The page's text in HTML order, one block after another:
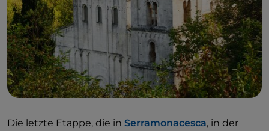
Die letzte Etappe, die in Serramonacesca, in der